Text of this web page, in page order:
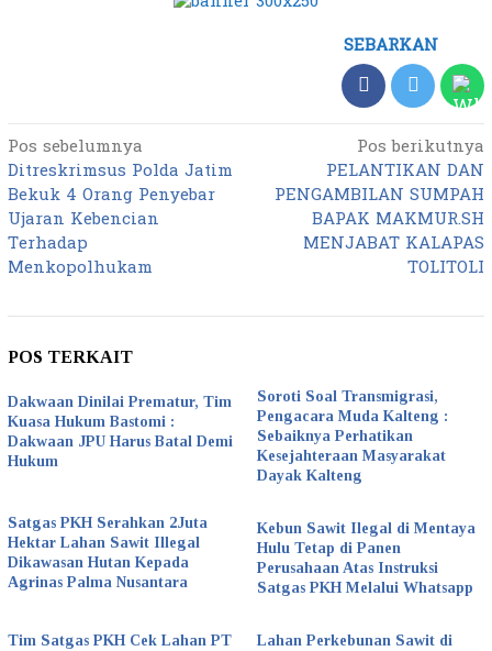
SEBARKAN
Navigasi
pos
Pos sebelumnya
Ditreskrimsus Polda Jatim
Bekuk 4 Orang Penyebar
Ujaran Kebencian
Terhadap
Menkopolhukam
Pos berikutnya
PELANTIKAN DAN
PENGAMBILAN SUMPAH
BAPAK MAKMUR.SH
MENJABAT KALAPAS
TOLITOLI
POS TERKAIT
Dakwaan Dinilai Prematur, Tim
Kuasa Hukum Bastomi :
Dakwaan JPU Harus Batal Demi
Hukum
Soroti Soal Transmigrasi,
Pengacara Muda Kalteng :
Sebaiknya Perhatikan
Kesejahteraan Masyarakat
Dayak Kalteng
Satgas PKH Serahkan 2Juta
Hektar Lahan Sawit Illegal
Dikawasan Hutan Kepada
Agrinas Palma Nusantara
Kebun Sawit Ilegal di Mentaya
Hulu Tetap di Panen
Perusahaan Atas Instruksi
Satgas PKH Melalui Whatsapp
Tim Satgas PKH Cek Lahan PT
Lahan Perkebunan Sawit di